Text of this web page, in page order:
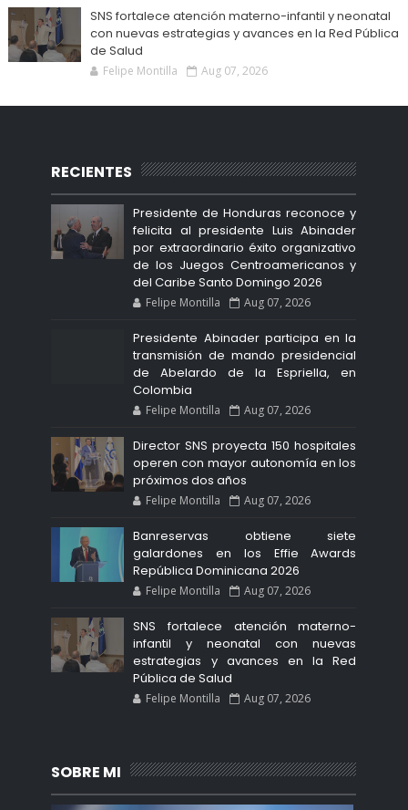
SNS fortalece atención materno-infantil y neonatal
con nuevas estrategias y avances en la Red Pública
de Salud
Felipe Montilla Aug 07, 2026
RECIENTES
Presidente de Honduras reconoce y
felicita al presidente Luis Abinader
por extraordinario éxito organizativo
de los Juegos Centroamericanos y
del Caribe Santo Domingo 2026
Felipe Montilla Aug 07, 2026
Presidente Abinader participa en la
transmisión de mando presidencial
de Abelardo de la Espriella, en
Colombia
Felipe Montilla Aug 07, 2026
Director SNS proyecta 150 hospitales
operen con mayor autonomía en los
próximos dos años
Felipe Montilla Aug 07, 2026
Banreservas obtiene siete
galardones en los Effie Awards
República Dominicana 2026
Felipe Montilla Aug 07, 2026
SNS fortalece atención materno-
infantil y neonatal con nuevas
estrategias y avances en la Red
Pública de Salud
Felipe Montilla Aug 07, 2026
SOBRE MI